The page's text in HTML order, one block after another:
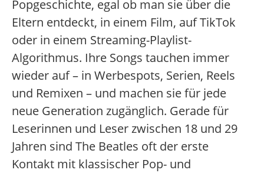
Popgeschichte, egal ob man sie über die
Eltern entdeckt, in einem Film, auf TikTok
oder in einem Streaming-Playlist-
Algorithmus. Ihre Songs tauchen immer
wieder auf – in Werbespots, Serien, Reels
und Remixen – und machen sie für jede
neue Generation zugänglich. Gerade für
Leserinnen und Leser zwischen 18 und 29
Jahren sind The Beatles oft der erste
Kontakt mit klassischer Pop- und